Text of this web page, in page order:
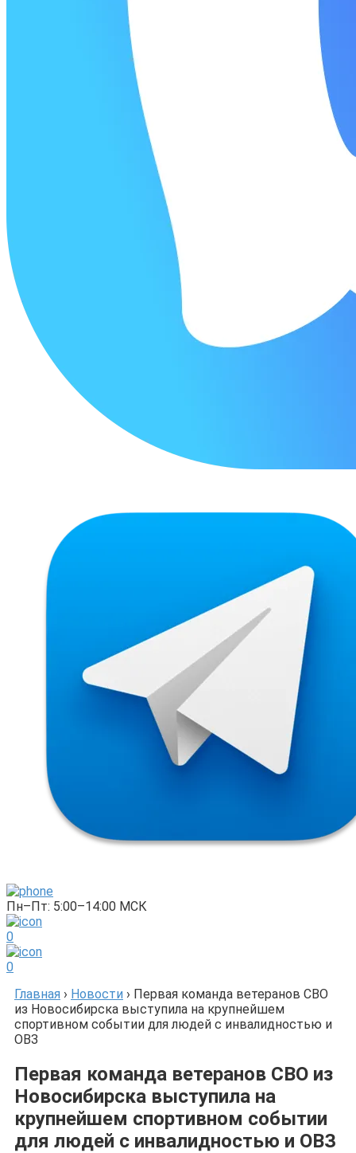
Пн–Пт: 5:00–14:00 МСК
0
0
Главная › Новости › Первая команда ветеранов СВО
из Новосибирска выступила на крупнейшем
спортивном событии для людей с инвалидностью и
ОВЗ
Первая команда ветеранов СВО из
Новосибирска выступила на
крупнейшем спортивном событии
для людей с инвалидностью и ОВЗ